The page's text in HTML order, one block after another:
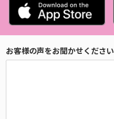
お客様の声をお聞かせください